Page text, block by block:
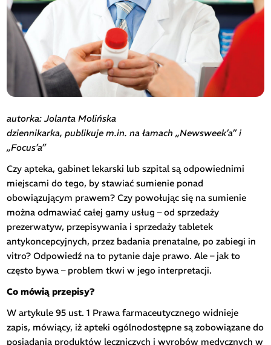
autorka: Jolanta Molińska
dziennikarka, publikuje m.in. na łamach „Newsweek’a” i
„Focus’a”
Czy apteka, gabinet lekarski lub szpital są odpowiednimi
miejscami do tego, by stawiać sumienie ponad
obowiązującym prawem? Czy powołując się na sumienie
można odmawiać całej gamy usług – od sprzedaży
prezerwatyw, przepisywania i sprzedaży tabletek
antykoncepcyjnych, przez badania prenatalne, po zabiegi in
vitro? Odpowiedź na to pytanie daje prawo. Ale – jak to
często bywa – problem tkwi w jego interpretacji.
Co mówią przepisy?
W artykule 95 ust. 1 Prawa farmaceutycznego widnieje
zapis, mówiący, iż apteki ogólnodostępne są zobowiązane do
posiadania produktów leczniczych i wyrobów medycznych w